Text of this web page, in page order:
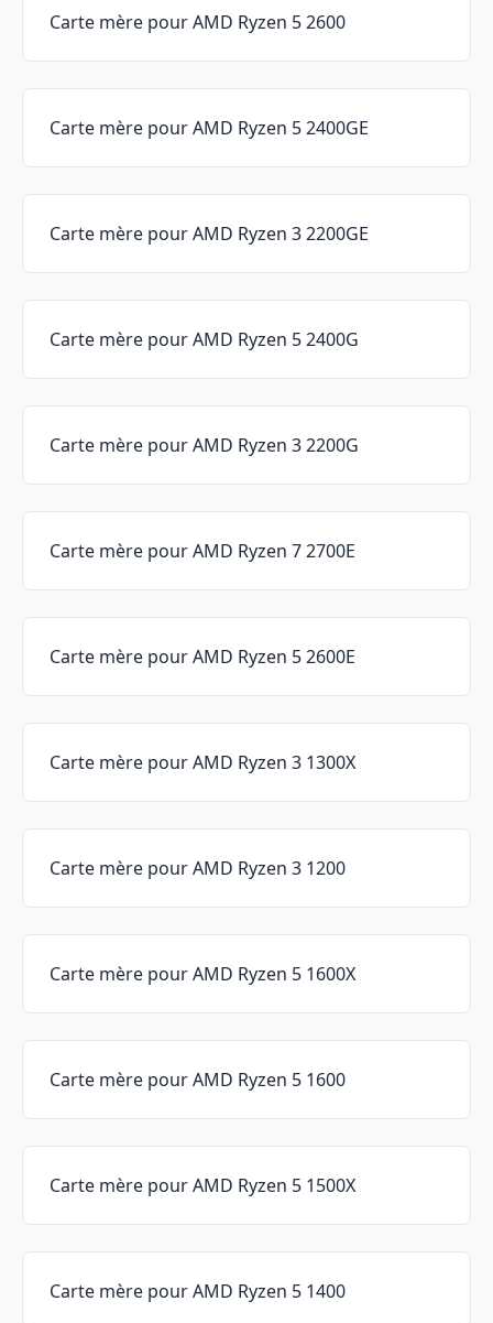
Carte mère pour AMD Ryzen 5 2600
Carte mère pour AMD Ryzen 5 2400GE
Carte mère pour AMD Ryzen 3 2200GE
Carte mère pour AMD Ryzen 5 2400G
Carte mère pour AMD Ryzen 3 2200G
Carte mère pour AMD Ryzen 7 2700E
Carte mère pour AMD Ryzen 5 2600E
Carte mère pour AMD Ryzen 3 1300X
Carte mère pour AMD Ryzen 3 1200
Carte mère pour AMD Ryzen 5 1600X
Carte mère pour AMD Ryzen 5 1600
Carte mère pour AMD Ryzen 5 1500X
Carte mère pour AMD Ryzen 5 1400